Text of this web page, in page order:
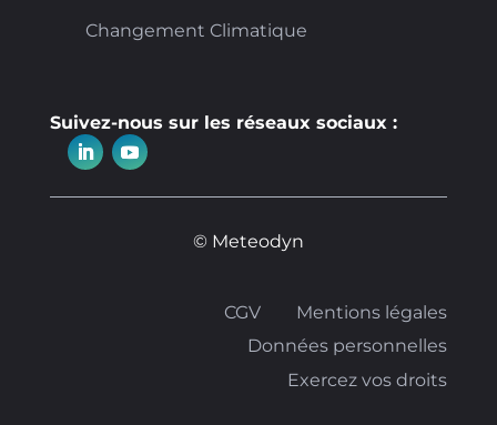
Changement Climatique
Suivez-nous sur les réseaux sociaux :
© Meteodyn
CGV
Mentions légales
Données personnelles
Exercez vos droits